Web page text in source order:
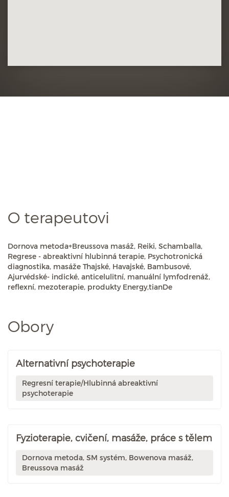
O terapeutovi
Dornova metoda+Breussova masáž, Reiki, Schamballa,
Regrese - abreaktivní hlubinná terapie, Psychotronická
diagnostika, masáže Thajské, Havajské, Bambusové,
Ajurvédské- indické, anticelulitní, manuální lymfodrenáž,
reflexní, mezoterapie, produkty Energy,tianDe
Obory
Alternativní psychoterapie
Regresní terapie/Hlubinná abreaktivní
psychoterapie
Fyzioterapie, cvičení, masáže, práce s tělem
Dornova metoda, SM systém, Bowenova masáž,
Breussova masáž